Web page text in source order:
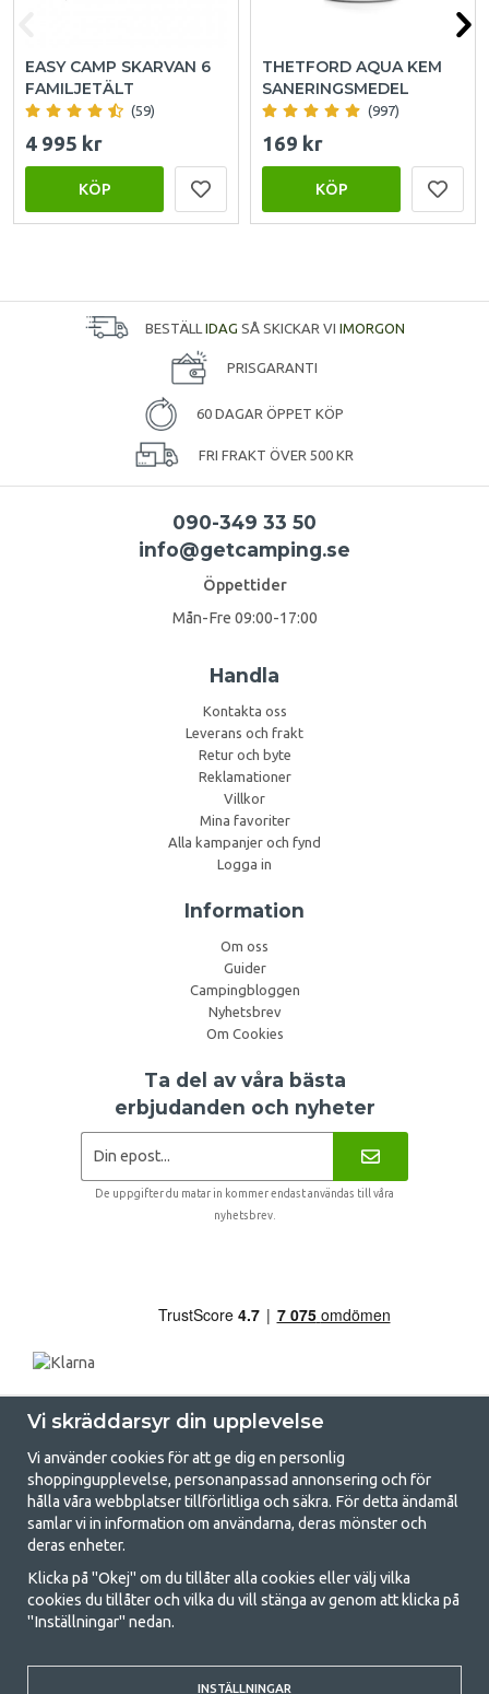
EASY CAMP SKARVAN 6
FAMILJETÄLT
(59)
4 995 kr
KÖP
THETFORD AQUA KEM
SANERINGSMEDEL
(997)
169 kr
KÖP
BESTÄLL IDAG SÅ SKICKAR VI IMORGON
PRISGARANTI
60 DAGAR ÖPPET KÖP
FRI FRAKT ÖVER 500 KR
090-349 33 50
info@getcamping.se
Öppettider
Mån-Fre 09:00-17:00
Handla
Kontakta oss
Leverans och frakt
Retur och byte
Reklamationer
Villkor
Mina favoriter
Alla kampanjer och fynd
Logga in
Information
Om oss
Guider
Campingbloggen
Nyhetsbrev
Om Cookies
Ta del av våra bästa
erbjudanden och nyheter
De uppgifter du matar in kommer endast användas till våra
nyhetsbrev.
GetCamping.se - Din butik för camping
och uteliv
Att campa kan antingen vara en livsstil eller ett sätt att samla familjen
för ett gemensamt äventyr. Oavsett vilken kategori du tillhör hittar du
med att campa så därför erbjuder vi riktigt bra priser på familjetält,
husvagnstält och all annan utrustning för camping och friluftsliv. Vårt
Vi skräddarsyr din upplevelse
Vi använder cookies för att ge dig en personlig
shoppingupplevelse, personanpassad annonsering och för
hålla våra webbplatser tillförlitliga och säkra. För detta ändamål
samlar vi in information om användarna, deras mönster och
deras enheter.
Klicka på "Okej" om du tillåter alla cookies eller välj vilka
cookies du tillåter och vilka du vill stänga av genom att klicka på
"Inställningar" nedan.
INSTÄLLNINGAR